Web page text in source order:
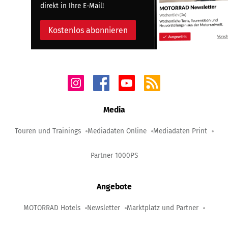
direkt in Ihre E-Mail!
Kostenlos abonnieren
Media
Touren und Trainings Mediadaten Online Mediadaten Print
Partner 1000PS
Angebote
MOTORRAD Hotels Newsletter Marktplatz und Partner